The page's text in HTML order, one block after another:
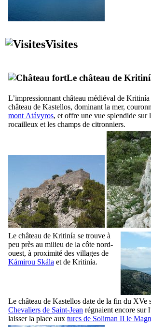
Visites
Le château de
L’impressionnant château médiéval de Kritinía
château de Kastellos, dominant la mer,
mont Atávyros, et offre une vue splendide sur
rocailleux et les champs de citronniers.
Le château de Kritinía se trouve à
peu près au milieu de la côte nord-
ouest, à proximité des villages de
Kámirou Skála et de Kritinía.
Le château de Kastellos date de la fin du XVe
Chevaliers de Saint-Jean régnaient encore sur
laisser la place aux turcs de Soliman II le